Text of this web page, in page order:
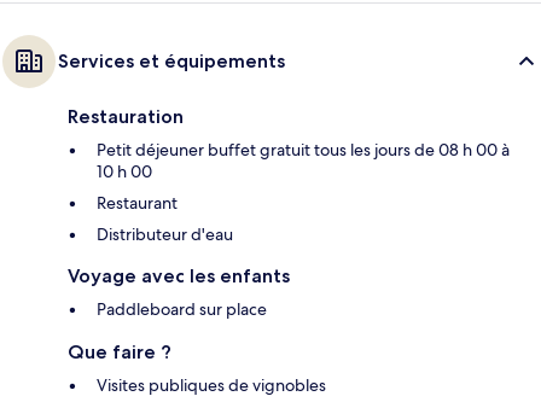
Services et équipements
Restauration
Petit déjeuner buffet gratuit tous les jours de 08 h 00 à
10 h 00
Restaurant
Distributeur d'eau
Voyage avec les enfants
Paddleboard sur place
Que faire ?
Visites publiques de vignobles